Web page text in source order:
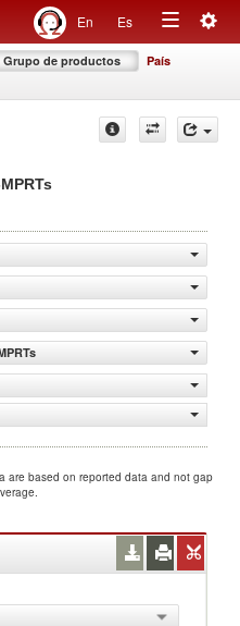
En Es
Toggle
Grupo de productos País
are based on reported data and not gap